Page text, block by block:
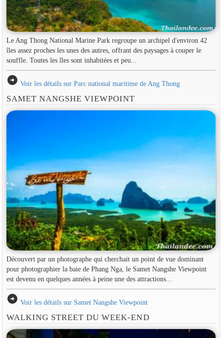
Le Ang Thong National Marine Park regroupe un archipel d'environ 42
îles assez proches les unes des autres, offrant des paysages à couper le
souffle. Toutes les îles sont inhabitées et peu...
arrow_circle_right Voir les détails sur Parc national maritime de Ang Thong
SAMET NANGSHE VIEWPOINT
Découvert par un photographe qui cherchait un point de vue dominant
pour photographier la baie de Phang Nga, le Samet Nangshe Viewpoint
est devenu en quelques années à peine une des attractions...
arrow_circle_right Voir les détails sur Samet Nangshe Viewpoint
WALKING STREET DU WEEK-END